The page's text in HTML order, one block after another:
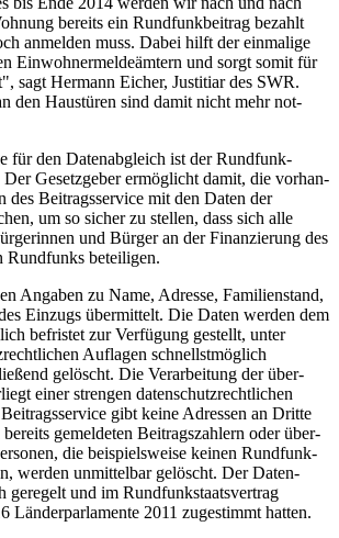
bereits ein Rund­funk­beitrag bezahlt
an­melden muss. Dabei hilft der ein­malige
Ein­wohner­melde­ämtern und sorgt somit für
sagt Hermann Eicher, Justi­tiar des SWR.
den Haus­türen sind damit nicht mehr not­
für den Daten­abgleich ist der Rund­funk­
Der Gesetz­geber ermög­licht damit, die vor­han­
des Beitrags­service mit den Daten der
um so sicher zu stellen, dass sich alle
und Bürger an der Finan­zierung des
beteiligen.
Angaben zu Name, Adresse, Familien­stand,
Einzugs über­mittelt. Die Daten werden dem
befristet zur Ver­fügung gestellt, unter
Auf­lagen schnellst­möglich
gelöscht. Die Ver­arbeitung der über­
einer strengen daten­schutz­recht­lichen
gibt keine Adressen an Dritte
gemeldeten Beitrags­zahlern oder über­
die beispiels­weise keinen Rund­funk­
werden un­mittel­bar gelöscht. Der Daten­
geregelt und im Rund­funk­staats­ver­trag
Länder­parlamente 2011 zugestimmt hatten.